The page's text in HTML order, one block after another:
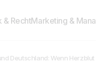
& RechtMarketing &
Deutschland: Wenn